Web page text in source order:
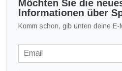
Möchten Sie die
Informationen über
Komm schon, gib unten deine